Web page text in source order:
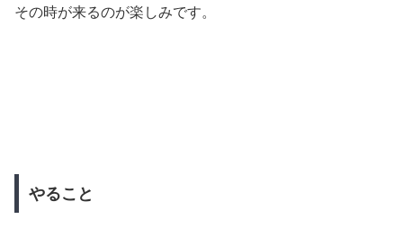
その時が来るのが楽しみです。
やること